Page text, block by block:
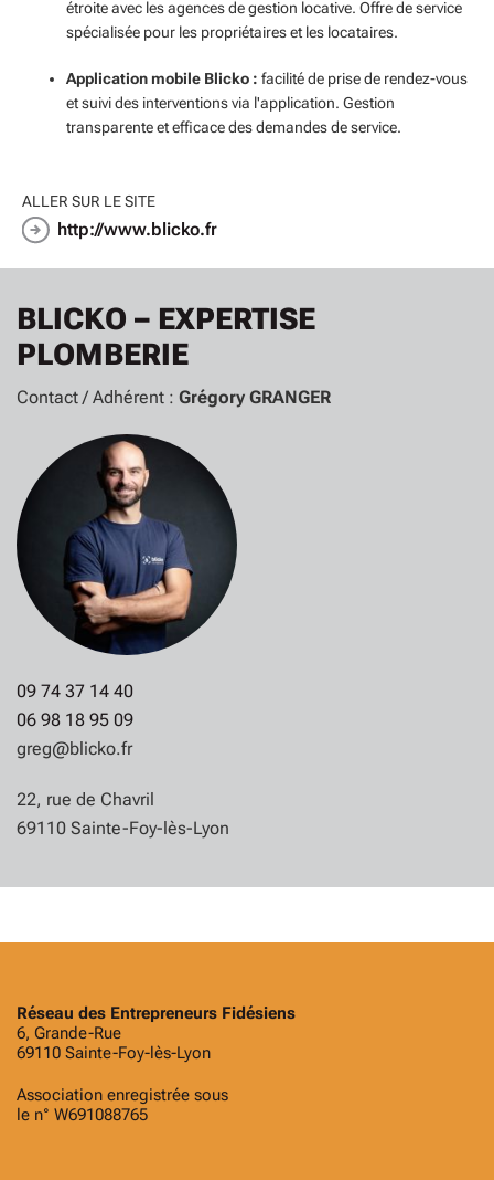
étroite avec les agences de gestion locative. Offre de service
spécialisée pour les propriétaires et les locataires.
Application mobile Blicko : facilité de prise de rendez-vous
et suivi des interventions via l'application. Gestion
transparente et efficace des demandes de service.
ALLER SUR LE SITE
http://www.blicko.fr
BLICKO – EXPERTISE
PLOMBERIE
Contact / Adhérent : Grégory GRANGER
09 74 37 14 40
06 98 18 95 09
greg@blicko.fr
22, rue de Chavril
69110 Sainte-Foy-lès-Lyon
Réseau des Entrepreneurs Fidésiens
6, Grande-Rue
69110 Sainte-Foy-lès-Lyon
Association enregistrée sous
le n° W691088765